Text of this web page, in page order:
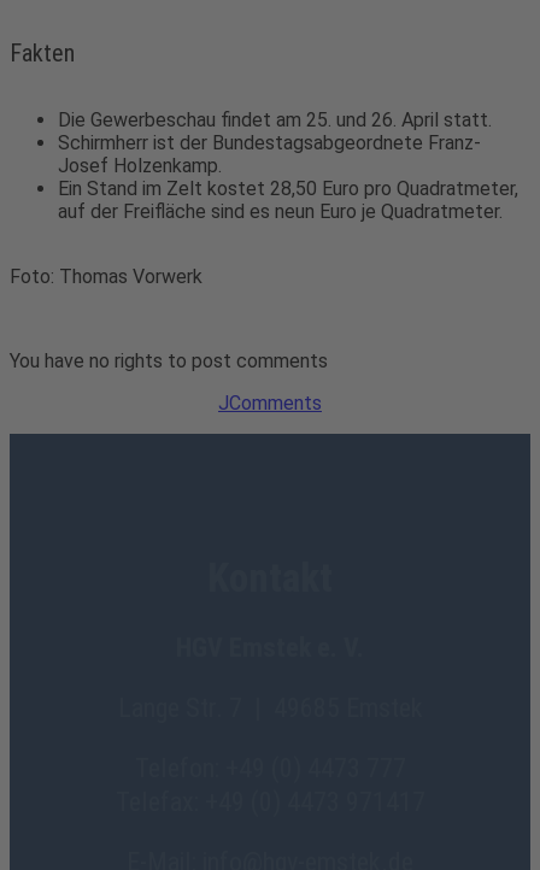
Fakten
Die Gewerbeschau findet am 25. und 26. April statt.
Schirmherr ist der Bundestagsabgeordnete Franz-
Josef Holzenkamp.
Ein Stand im Zelt kostet 28,50 Euro pro Quadratmeter,
auf der Freifläche sind es neun Euro je Quadratmeter.
Foto: Thomas Vorwerk
You have no rights to post comments
JComments